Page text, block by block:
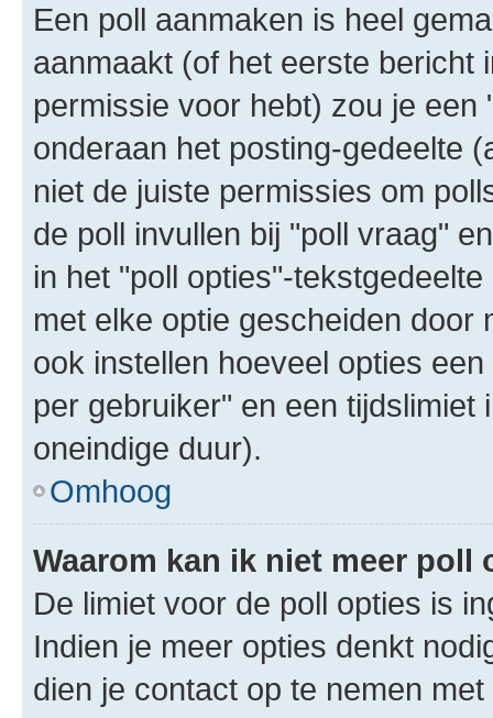
Een poll aanmaken is heel
aanmaakt (of het eerste bericht
permissie voor hebt) zou je
onderaan het posting-gedeelte
niet de juiste permissies om
de poll invullen bij "poll vraag"
in het "poll opties"-
met elke optie gescheiden door
ook instellen hoeveel opties
per gebruiker" en een
oneindige duur).
Omhoog
Waarom kan ik niet meer poll
De limiet voor de poll opties is
Indien je meer opties denkt
dien je contact op te nemen